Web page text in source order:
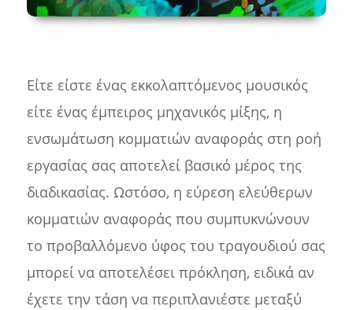
Είτε είστε ένας εκκολαπτόμενος μουσικός
είτε ένας έμπειρος μηχανικός μίξης, η
ενσωμάτωση κομματιών αναφοράς στη ροή
εργασίας σας αποτελεί βασικό μέρος της
διαδικασίας. Ωστόσο, η εύρεση ελεύθερων
κομματιών αναφοράς που συμπυκνώνουν
το προβαλλόμενο ύφος του τραγουδιού σας
μπορεί να αποτελέσει πρόκληση, ειδικά αν
έχετε την τάση να περιπλανιέστε μεταξύ